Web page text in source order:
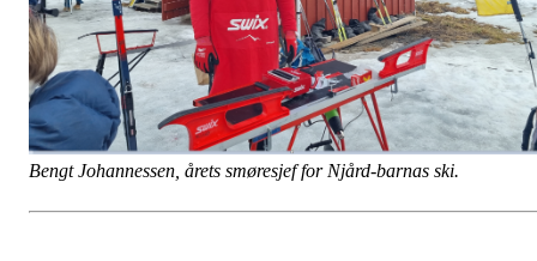
Bengt Johannessen, årets smøresjef for Njård-barnas ski.